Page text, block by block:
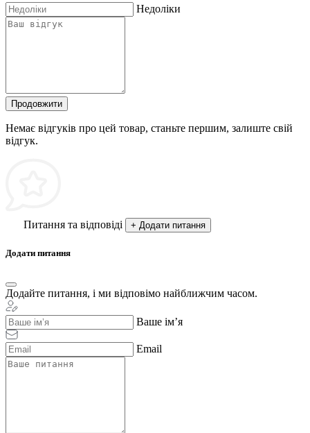
Недоліки
Продовжити
Немає відгуків про цей товар, станьте першим, залиште свій
відгук.
Питання та відповіді + Додати питання
Додати питання
Додайте питання, і ми відповімо найближчим часом.
Ваше ім’я
Email